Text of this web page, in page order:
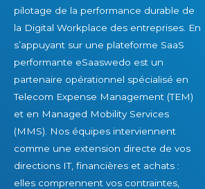
pilotage de la performance durable de
la Digital Workplace des entreprises. En
s’appuyant sur une plateforme SaaS
performante eSaaswedo est un
partenaire opérationnel spécialisé en
Telecom Expense Management (TEM)
et en Managed Mobility Services
(MMS). Nos équipes interviennent
comme une extension directe de vos
directions IT, financières et achats :
elles comprennent vos contraintes,